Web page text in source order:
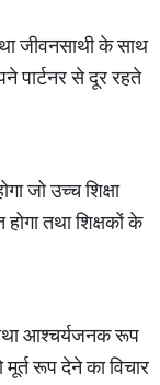
जीवनसाथी के साथ
से दूर रहते
जो उच्च शिक्षा
तथा शिक्षकों के
आश्चर्यजनक रूप
रूप देने का विचार